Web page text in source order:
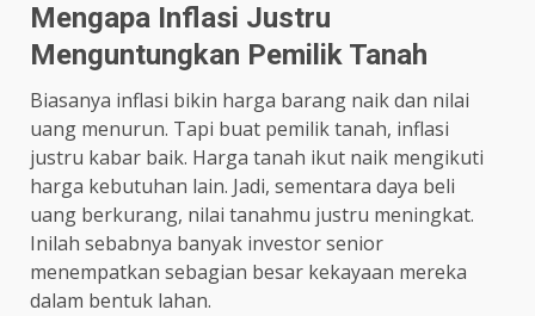
Mengapa Inflasi Justru
Menguntungkan Pemilik Tanah
Biasanya inflasi bikin harga barang naik dan nilai
uang menurun. Tapi buat pemilik tanah, inflasi
justru kabar baik. Harga tanah ikut naik mengikuti
harga kebutuhan lain. Jadi, sementara daya beli
uang berkurang, nilai tanahmu justru meningkat.
Inilah sebabnya banyak investor senior
menempatkan sebagian besar kekayaan mereka
dalam bentuk lahan.